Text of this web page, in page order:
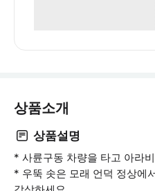
상품소개
상품설명
* 사륜구동 차량을 타고 아라
* 우뚝 솟은 모래 언덕 정상에